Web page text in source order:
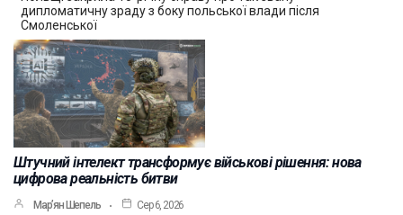
дипломатичну зраду з боку польської влади після
Смоленської
Штучний інтелект трансформує військові рішення: нова
цифрова реальність битви
Мар’ян Шепель Сер 6, 2026